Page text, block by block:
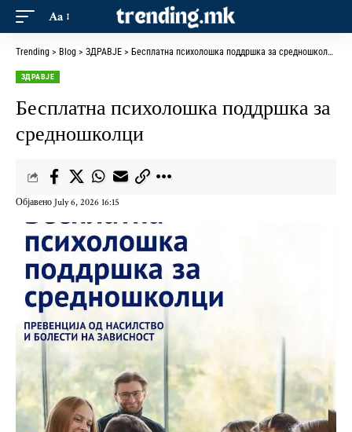
Aa
Trending > Blog > ЗДРАВЈЕ > Бесплатна психолошка поддршка за средношколци
ЗДРАВЈЕ
Бесплатна психолошка поддршка за
средношколци
Објавено July 6, 2026 16:15